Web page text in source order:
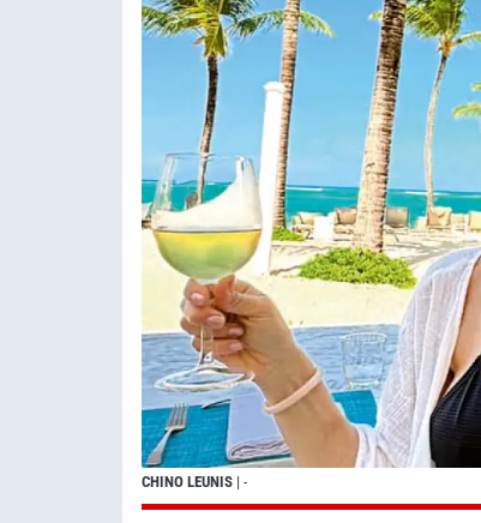
CHINO LEUNIS | -